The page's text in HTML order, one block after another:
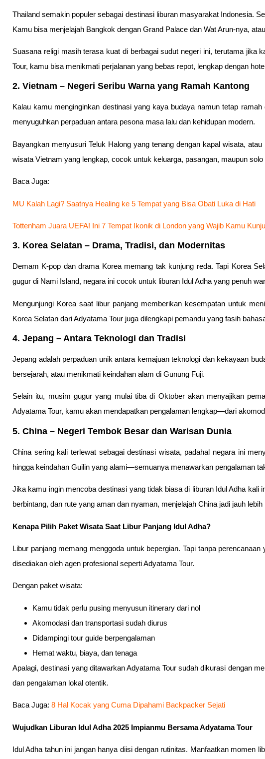
Thailand semakin populer sebagai destinasi liburan masyarakat Indonesia.
Kamu bisa menjelajah Bangkok dengan Grand Palace dan Wat Arun-nya,
Suasana religi masih terasa kuat di berbagai sudut negeri ini, terutama jika
Tour, kamu bisa menikmati perjalanan yang bebas repot, lengkap dengan
2. Vietnam – Negeri Seribu Warna yang Ramah Kantong
Kalau kamu menginginkan destinasi yang kaya budaya namun tetap
menyuguhkan perpaduan antara pesona masa lalu dan kehidupan modern.
Bayangkan menyusuri Teluk Halong yang tenang dengan kapal wisata,
wisata Vietnam yang lengkap, cocok untuk keluarga, pasangan, maupun
Baca Juga:
MU Kalah Lagi? Saatnya Healing ke 5 Tempat yang Bisa Obati Luka di Hati
Tottenham Juara UEFA! Ini 7 Tempat Ikonik di London yang Wajib Kamu
3. Korea Selatan – Drama, Tradisi, dan Modernitas
Demam K-pop dan drama Korea memang tak kunjung reda. Tapi Korea
gugur di Nami Island, negara ini cocok untuk liburan Idul Adha yang penuh
Mengunjungi Korea saat libur panjang memberikan kesempatan untuk
Korea Selatan dari Adyatama Tour juga dilengkapi pemandu yang fasih
4. Jepang – Antara Teknologi dan Tradisi
Jepang adalah perpaduan unik antara kemajuan teknologi dan kekayaan
bersejarah, atau menikmati keindahan alam di Gunung Fuji.
Selain itu, musim gugur yang mulai tiba di Oktober akan menyajikan
Adyatama Tour, kamu akan mendapatkan pengalaman lengkap—dari
5. China – Negeri Tembok Besar dan Warisan Dunia
China sering kali terlewat sebagai destinasi wisata, padahal negara ini
hingga keindahan Guilin yang alami—semuanya menawarkan pengalaman
Jika kamu ingin mencoba destinasi yang tidak biasa di liburan Idul Adha
berbintang, dan rute yang aman dan nyaman, menjelajah China jadi jauh lebih
Kenapa Pilih Paket Wisata Saat Libur Panjang Idul Adha?
Libur panjang memang menggoda untuk bepergian. Tapi tanpa
disediakan oleh agen profesional seperti Adyatama Tour.
Dengan paket wisata:
Kamu tidak perlu pusing menyusun itinerary dari nol
Akomodasi dan transportasi sudah diurus
Didampingi tour guide berpengalaman
Hemat waktu, biaya, dan tenaga
Apalagi, destinasi yang ditawarkan Adyatama Tour sudah dikurasi dengan
dan pengalaman lokal otentik.
Baca Juga: 8 Hal Kocak yang Cuma Dipahami Backpacker Sejati
Wujudkan Liburan Idul Adha 2025 Impianmu Bersama Adyatama Tour
Idul Adha tahun ini jangan hanya diisi dengan rutinitas. Manfaatkan momen